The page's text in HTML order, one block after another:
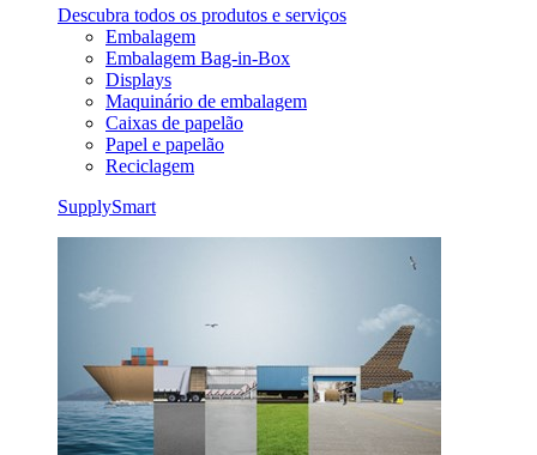
Descubra todos os produtos e serviços
Embalagem
Embalagem Bag-in-Box
Displays
Maquinário de embalagem
Caixas de papelão
Papel e papelão
Reciclagem
SupplySmart